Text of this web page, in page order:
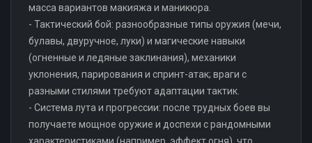
масса вариантов макияжа и маникюра.
- Тактический бой: разнообразные типы оружия (мечи,
булавы, двуручное, луки) и магические навыки
(огненные и ледяные заклинания), механики
уклонения, парирования и спринт-атак; враги с
разными стилями требуют адаптации тактик.
- Система лута и прогрессии: после трудных боев вы
получаете мощное оружие и доспехи с рандомными
характеристиками (например, эффект огня), что